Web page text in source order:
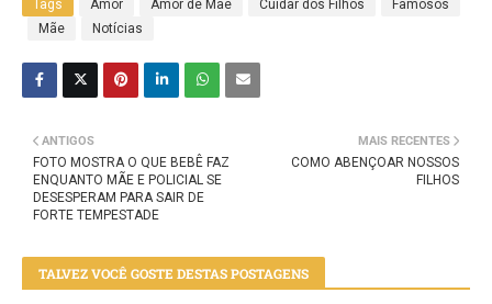
Tags Amor Amor de Mãe Cuidar dos Filhos
Famosos
Mãe
Notícias
MAIS RECENTES
COMO ABENÇOAR NOSSOS
FILHOS
ANTIGOS
FOTO MOSTRA O QUE BEBÊ FAZ
ENQUANTO MÃE E POLICIAL SE
DESESPERAM PARA SAIR DE
FORTE TEMPESTADE
TALVEZ VOCÊ GOSTE DESTAS POSTAGENS